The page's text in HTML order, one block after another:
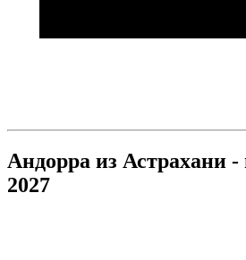
Андорра из Астрахани
2027